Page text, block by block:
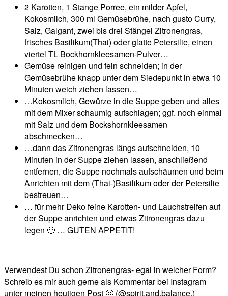
2 Karotten, 1 Stange Porree, ein milder Apfel,
Kokosmilch, 300 ml Gemüsebrühe, nach gusto Curry,
Salz, Galgant, zwei bis drei Stängel Zitronengras,
frisches Basilikum(Thai) oder glatte Petersilie, einen
viertel TL Bockhornkleesamen-Pulver…
Gemüse reinigen und fein schneiden; in der
Gemüsebrühe knapp unter dem Siedepunkt in etwa 10
Minuten weich ziehen lassen…
…Kokosmilch, Gewürze in die Suppe geben und alles
mit dem Mixer schaumig aufschlagen; ggf. noch einmal
mit Salz und dem Bockshornkleesamen
abschmecken…
…dann das Zitronengras längs aufschneiden, 10
Minuten in der Suppe ziehen lassen, anschließend
entfernen, die Suppe nochmals aufschäumen und beim
Anrichten mit dem (Thai-)Basilikum oder der Petersilie
bestreuen…
… für mehr Deko feine Karotten- und Lauchstreifen auf
der Suppe anrichten und etwas Zitronengras dazu
legen 🙂 … GUTEN APPETIT!
Verwendest Du schon Zitronengras- egal in welcher Form?
Schreib es mir auch gerne als Kommentar bei Instagram
unter meinen heutigen Post 🙂 (@spirit.and.balance.)